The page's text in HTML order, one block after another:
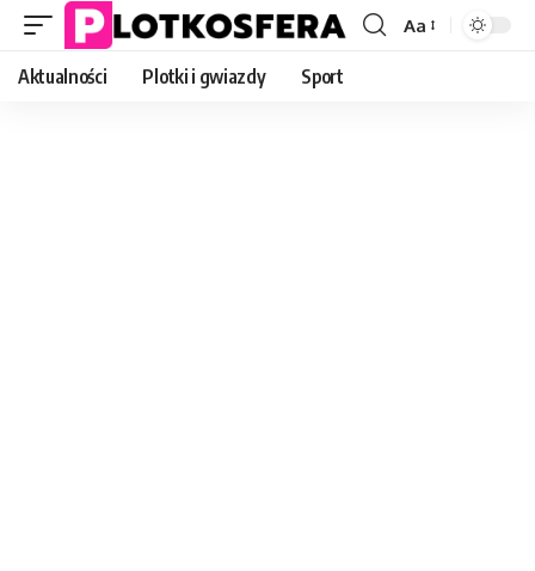
Font
Aa
Aktualności Plotki i gwiazdy Sport